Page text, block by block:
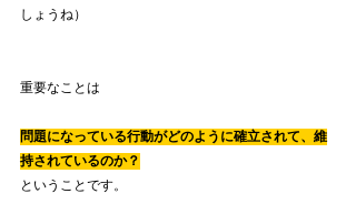
しょうね）
重要なことは
問題になっている行動がどのように確立されて、維
持されているのか？
ということです。